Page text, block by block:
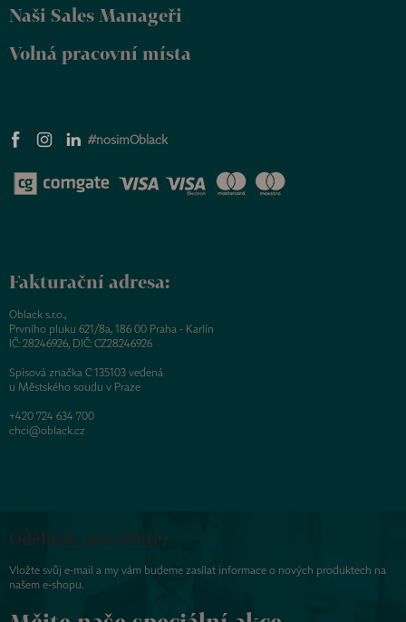
Naši Sales Manageři
Volná pracovní místa
#nosimOblack
Fakturační adresa:
Oblack s.r.o.,
Prvního pluku 621/8a, 186 00 Praha - Karlín
IČ: 28246926, DIČ: CZ28246926
Spisová značka C 135103 vedená
u Městského soudu v Praze
+420 724 634 700
chci@oblack.cz
Odebírat newsletter
Vložte svůj e-mail a my vám budeme zasílat informace o nových produktech na
našem e-shopu.